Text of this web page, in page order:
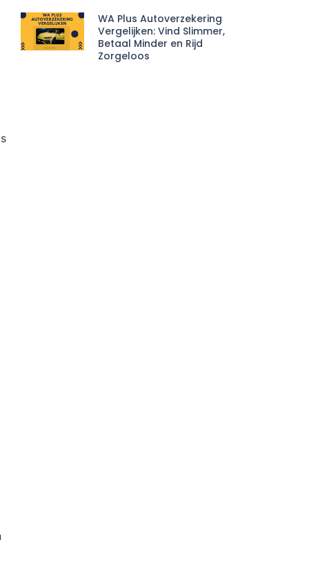
WA Plus Autoverzekering
Vergelijken: Vind Slimmer,
Betaal Minder en Rijd
Zorgeloos